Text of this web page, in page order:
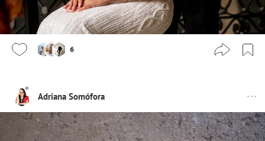
6
Adriana Somófora